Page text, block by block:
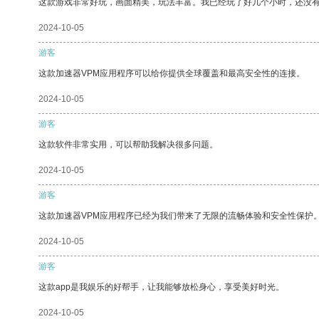
这款游戏非常好玩，画面精美，玩法丰富。我已经玩了好几个小时，还没有
2024-10-05
游客
这款加速器VPM应用程序可以给你提供全球覆盖和最高安全性的连接。
2024-10-05
游客
这款软件非常实用，可以帮助我解决很多问题。
2024-10-05
游客
这款加速器VPM应用程序已经为我们带来了无限的流畅体验和安全性保护。
2024-10-05
游客
这款app是我娱乐的好帮手，让我能够放松身心，享受美好时光。
2024-10-05